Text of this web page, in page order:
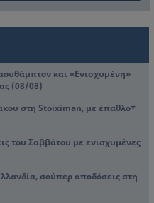
και «Ενισχυμένη»
(08/08)
στη Stoiximan, με έπαθλο*
του Σαββάτου με ενισχυμένες
σούπερ αποδόσεις στη